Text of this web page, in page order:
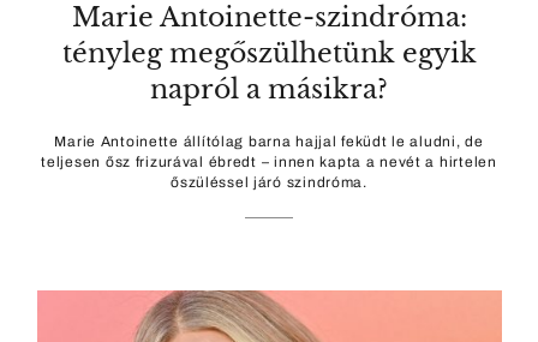
Marie Antoinette-szindróma:
tényleg megőszülhetünk egyik
napról a másikra?
Marie Antoinette állítólag barna hajjal feküdt le aludni, de
teljesen ősz frizurával ébredt – innen kapta a nevét a hirtelen
őszüléssel járó szindróma.